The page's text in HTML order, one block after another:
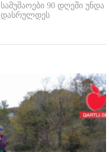
სამუშაოები 90 დღეში უნდა
დასრულდეს